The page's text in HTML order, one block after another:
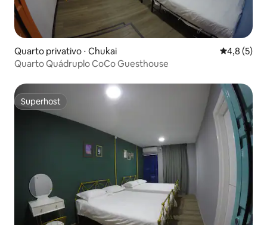
Quarto privativo ⋅ Chukai 4,8 de
4,8 (5)
Quarto Quádruplo CoCo Guesthouse
Superhost
Superhost